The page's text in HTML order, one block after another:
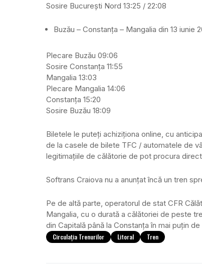
Sosire București Nord 13:25 / 22:08
Buzău – Constanța – Mangalia din 13 iunie
Plecare Buzău 09:06
Sosire Constanța 11:55
Mangalia 13:03
Plecare Mangalia 14:06
Constanța 15:20
Sosire Buzău 18:09
Biletele le puteți achiziționa online, cu
de la casele de bilete TFC / automatele de
legitimațiile de călătorie de pot procura
Softrans Craiova nu a anunțat încă un tren
Pe de altă parte, operatorul de stat CFR
Mangalia, cu o durată a călătoriei de peste
din Capitală până la Constanța în mai puțin
Circulația Trenurilor Litoral Tren